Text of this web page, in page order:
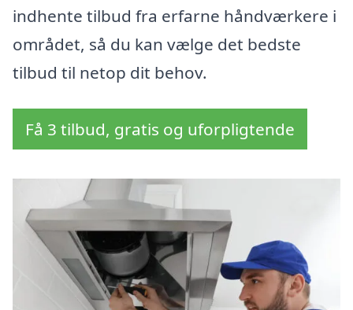
indhente tilbud fra erfarne håndværkere i
området, så du kan vælge det bedste
tilbud til netop dit behov.
Få 3 tilbud, gratis og uforpligtende